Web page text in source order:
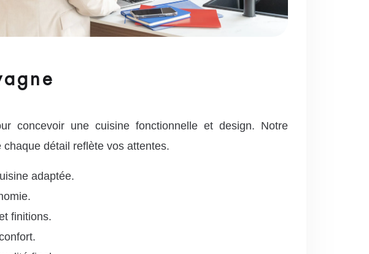
concevoir une cuisine fonctionnelle et design. Notre
détail reflète vos attentes.
adaptée.
finitions.